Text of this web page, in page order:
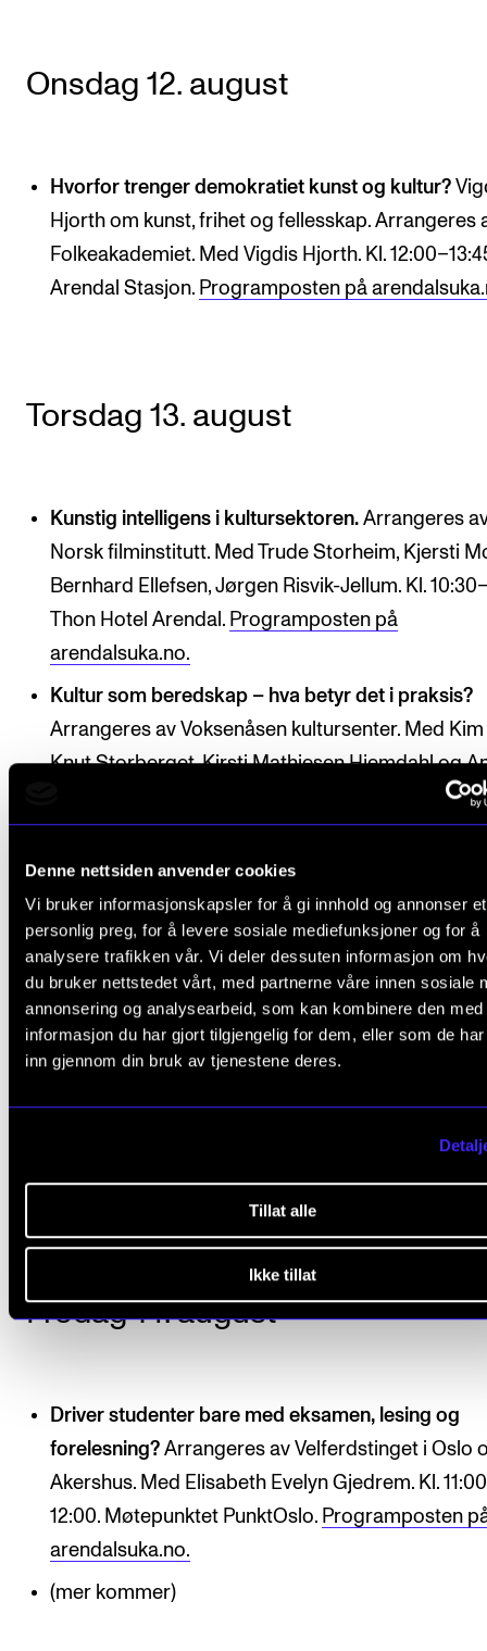
Denne nettsiden anvender cookies
Vi bruker informasjonskapsler for å gi innhold og annonser et
personlig preg, for å levere sosiale mediefunksjoner og for å
analysere trafikken vår. Vi deler dessuten informasjon om
du bruker nettstedet vårt, med partnerne våre innen sosiale
annonsering og analysearbeid, som kan kombinere den med
informasjon du har gjort tilgjengelig for dem, eller som de
inn gjennom din bruk av tjenestene deres.
Tillat alle
Ikke tillat
Onsdag 12. august
Hvorfor trenger demokratiet kunst og kultur?
Hjorth om kunst, frihet og fellesskap. Arrangeres
Folkeakademiet. Med Vigdis Hjorth. Kl.
Arendal Stasjon. Programposten på
Torsdag 13. august
Kunstig intelligens i kultursektoren. Arrangeres
Norsk filminstitutt. Med Trude Storheim, Kjersti
Bernhard Ellefsen, Jørgen Risvik-Jellum. Kl.
Thon Hotel Arendal. Programposten på
arendalsuka.no.
Kultur som beredskap – hva betyr det i praksis?
Arrangeres av Voksenåsen kultursenter. Med
Knut Storberget, Kirsti Mathiesen Hjemdahl og
arendalsuka.no.
Etter 22. juli: Kunst, minne og demokrati.
Stiftelsen Falstadsenteret m.fl. Med Claudia Lenz,
Matias Faldbakken, Nora Nerdrum, Sebastian
13:15–14:15. Menneskerettighetsteltet.
på arendalsuka.no.
Kultur virker – i arbeid, helse og stedsutvikling.
Programposten på
arendalsuka.no.
Fredag 14. august
Driver studenter bare med eksamen, lesing og
forelesning? Arrangeres av Velferdstinget i Oslo
Akershus. Med Elisabeth Evelyn Gjedrem. Kl.
12:00. Møtepunktet PunktOslo. Programposten
arendalsuka.no.
(mer kommer)